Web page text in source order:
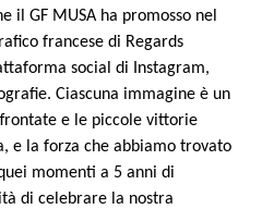
il GF MUSA ha promosso nel
francese di Regards
social di Instagram,
Ciascuna immagine è un
e le piccole vittorie
e la forza che abbiamo trovato
momenti a 5 anni di
di celebrare la nostra